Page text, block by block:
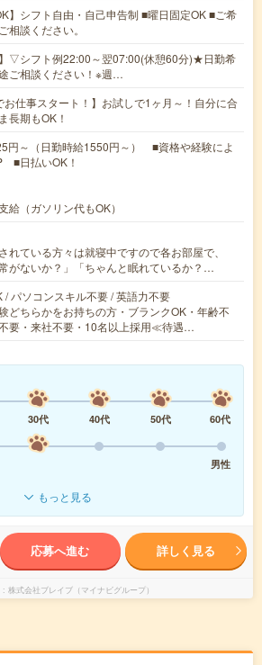
】シフト自由・自己申告制 ■曜日固定OK ■ご希
相談ください。
】▽シフト例22:00～翌07:00(休憩60分)★日勤希
ご相談ください！※週…
お仕事スタート！】お試しで1ヶ月～！自分に合
長期もOK！
円～（日勤時給1550円～） ■資格や経験によ
■日払いOK！
給（ガソリン代もOK）
れている方々は就寝中ですので各お部屋で、
常がないか？」「ちゃんと眠れているか？…
/ パソコンスキル不要 / 英語力不要
どちらかをお持ちの方・ブランクOK・年齢不
要・来社不要・10名以上採用≪待遇…
30代 40代 50代
60代
男性
もっと見る
応募へ進む 詳しく見る
株式会社ブレイブ（マイナビグループ）